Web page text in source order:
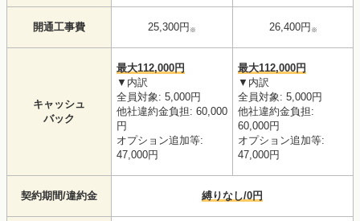
開通工事費 25,300円 ※ 26,400円 ※
キャッシュ
バック
最大112,000円
▼内訳
全員対象: 5,000円
他社違約金負担: 60,000
円
オプション追加等:
47,000円
最大112,000円
▼内訳
全員対象: 5,000円
他社違約金負担:
60,000円
オプション追加等:
47,000円
契約期間/違約金 縛りなし/0円